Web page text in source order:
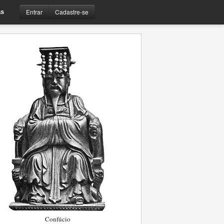
Entrar Cadastre-se
Confúcio